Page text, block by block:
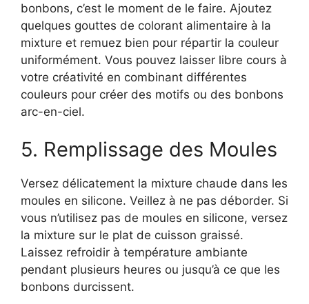
bonbons, c’est le moment de le faire. Ajoutez
quelques gouttes de colorant alimentaire à la
mixture et remuez bien pour répartir la couleur
uniformément. Vous pouvez laisser libre cours à
votre créativité en combinant différentes
couleurs pour créer des motifs ou des bonbons
arc-en-ciel.
5. Remplissage des Moules
Versez délicatement la mixture chaude dans les
moules en silicone. Veillez à ne pas déborder. Si
vous n’utilisez pas de moules en silicone, versez
la mixture sur le plat de cuisson graissé.
Laissez refroidir à température ambiante
pendant plusieurs heures ou jusqu’à ce que les
bonbons durcissent.